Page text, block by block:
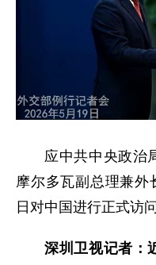
应中共中央政治
摩尔多瓦副总理兼外
日对中国进行正式访问
深圳卫视记者：